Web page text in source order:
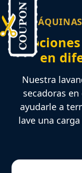
en
Nuestra
secadoras
ayudarle a
lave una